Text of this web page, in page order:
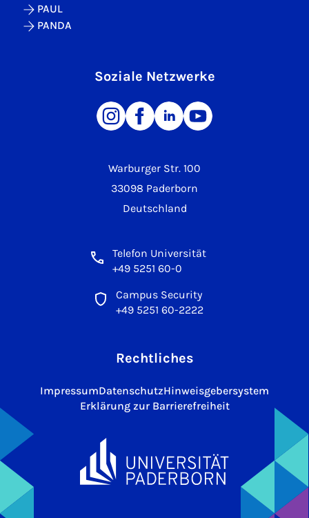
Warburger Str. 100
33098 Paderborn
Deutschland
Telefon Universität
+49 5251 60-0
Campus Security
+49 5251 60-2222
PAUL
PANDA
Soziale Netzwerke
Rechtliches
ImpressumDatenschutzHinweisgebersystem
Erklärung zur Barrierefreiheit